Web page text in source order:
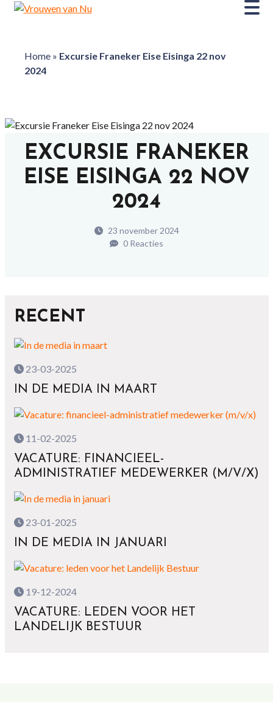
Home» Excursie Franeker Eise Eisinga 22 nov
2024
EXCURSIE FRANEKER
EISE EISINGA 22 NOV
2024
23 november 2024
0 Reacties
RECENT
23-03-2025
IN DE MEDIA IN MAART
11-02-2025
VACATURE: FINANCIEEL-
ADMINISTRATIEF MEDEWERKER (M/V/X)
23-01-2025
IN DE MEDIA IN JANUARI
19-12-2024
VACATURE: LEDEN VOOR HET
LANDELIJK BESTUUR